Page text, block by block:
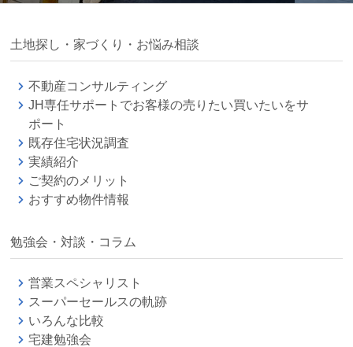
土地探し・家づくり・お悩み相談
不動産コンサルティング
JH専任サポートでお客様の売りたい買いたいをサ
ポート
既存住宅状況調査
実績紹介
ご契約のメリット
おすすめ物件情報
勉強会・対談・コラム
営業スペシャリスト
スーパーセールスの軌跡
いろんな比較
宅建勉強会